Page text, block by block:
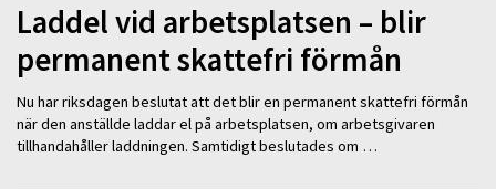
Laddel vid arbetsplatsen – blir
permanent skattefri förmån
Nu har riksdagen beslutat att det blir en permanent skattefri förmån
när den anställde laddar el på arbetsplatsen, om arbetsgivaren
tillhandahåller laddningen. Samtidigt beslutades om …